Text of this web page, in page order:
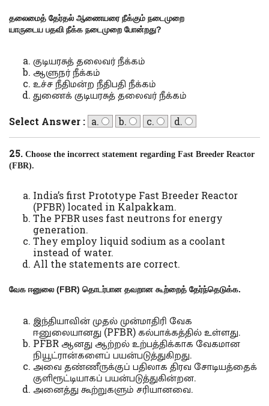
தலைமைத் தேர்தல் ஆணையரை நீக்கும் நடைமுறை
யாருடையபதவிநீக்க நடைமுறை போன்றது?
குடியரசுத் தலைவர் நீக்கம்
ஆளுநர் நீக்கம்
உச்ச நீதிமன்ற நீதிபதி நீக்கம்
துணைக் குடியரசுத் தலைவர் நீக்கம்
Select Answer : a. b. c. d.
25.Choose the incorrect statement regarding Fast Breeder Reactor
(FBR).
India’s first Prototype Fast Breeder Reactor
(PFBR) located in Kalpakkam.
The PFBR uses fast neutrons for energy
generation.
They employ liquid sodium as a coolant
instead of water.
All the statements are correct.
வேக ஈனுலை(FBR)தொடர்பான தவறான கூற்றைத் தேர்ந்தெடுக்க.
இந்தியாவின் முதல் முன்மாதிரி வேக
ஈனுலையானது (PFBR) கல்பாக்கத்தில் உள்ளது.
PFBR ஆனது ஆற்றல் உற்பத்திக்காக வேகமான
நியூட்ரான்களைப் பயன்படுத்துகிறது.
அவை தண்ணீருக்குப் பதிலாக திரவ சோடியத்தைக்
குளிரூட்டியாகப் பயன்படுத்துகின்றன.
அனைத்து கூற்றுகளும் சரியானவை.